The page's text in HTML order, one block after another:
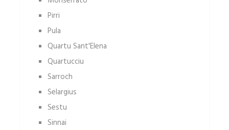
Pirri
Pula
Quartu Sant'Elena
Quartucciu
Sarroch
Selargius
Sestu
Sinnai